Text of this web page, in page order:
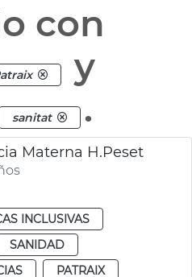
con
y
sanitat .
Materna H.Peset
INCLUSIVAS
SANIDAD
PATRAIX